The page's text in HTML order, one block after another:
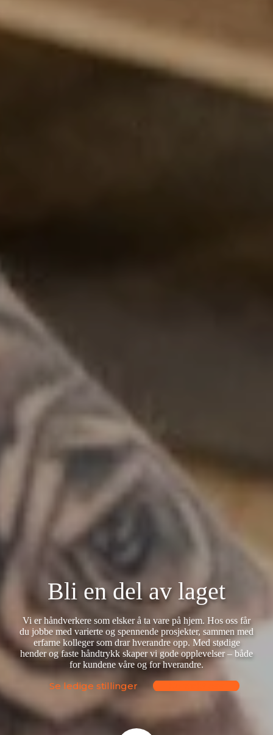
Bli en del av laget
Vi er håndverkere som elsker å ta vare på hjem. Hos oss får
du jobbe med varierte og spennende prosjekter, sammen med
erfarne kolleger som drar hverandre opp. Med stødige
hender og faste håndtrykk skaper vi gode opplevelser – både
for kundene våre og for hverandre.
Se ledige stillinger